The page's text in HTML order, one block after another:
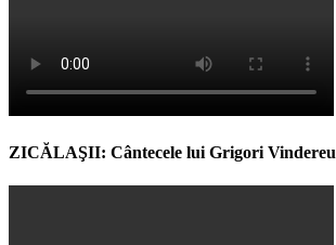
ZICĂLAŞII: Cântecele lui Grigori Vindereu